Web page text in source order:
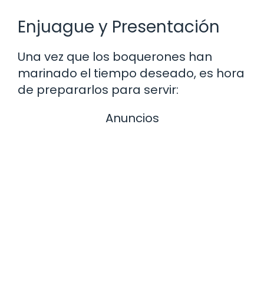
Enjuague y Presentación
Una vez que los boquerones han
marinado el tiempo deseado, es hora
de prepararlos para servir:
Anuncios